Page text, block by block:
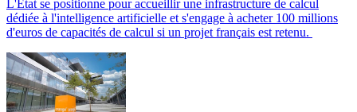
L'État se positionne pour accueillir une infrastructure de calcul
dédiée à l'intelligence artificielle et s'engage à acheter 100 millions
d'euros de capacités de calcul si un projet français est retenu.